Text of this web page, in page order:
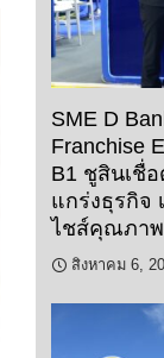
SME D
Franchise
B1 ชูสินเชื่อ
แกร่งธุรกิจ
ไชส์คุณภาพ
สิงหาคม 6,